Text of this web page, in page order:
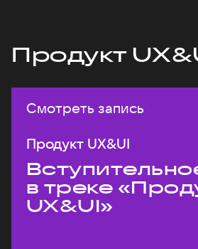
Продукт
Смотреть запись
Продукт UX&UI
в треке
UX&UI»